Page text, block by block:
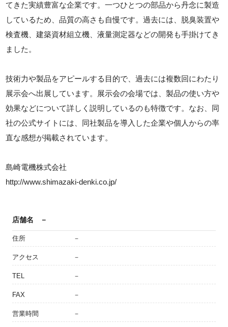
てきた実績豊富な企業です。一つひとつの部品から丹念に製造
しているため、品質の高さも自慢です。過去には、脱臭装置や
検査機、建築資材組立機、液量測定器などの開発も手掛けてき
ました。
技術力や製品をアピールする目的で、過去には複数回にわたり
展示会へ出展しています。展示会の会場では、製品の使い方や
効果などについて詳しく説明しているのも特徴です。なお、同
社の公式サイトには、同社製品を導入した企業や個人からの率
直な感想が掲載されています。
島崎電機株式会社
http://www.shimazaki-denki.co.jp/
店舗名 －
住所 －
アクセス －
TEL －
FAX －
営業時間 －